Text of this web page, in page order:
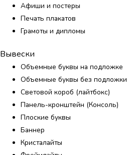
Афиши и постеры
Печать плакатов
Грамоты и дипломы
Вывески
Объемные буквы на подложке
Объемные буквы без подложки
Световой короб (лайтбокс)
Панель-кронштейн (Консоль)
Плоские буквы
Баннер
Кристалайты